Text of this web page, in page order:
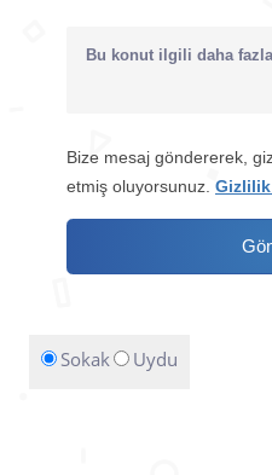
Bize mesaj göndererek,
etmiş oluyorsunuz.
Sokak Uydu